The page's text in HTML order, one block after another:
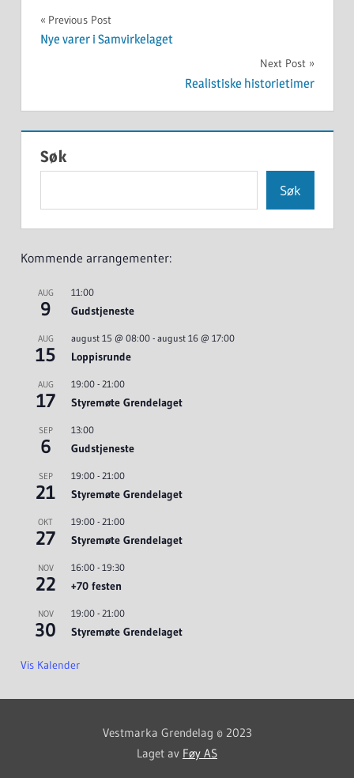
UKATEGORISERT
Innleggsnavigasjon
Previous Post
Nye varer i Samvirkelaget
Next Post
Realistiske historietimer
Søk
Søk
Kommende arrangementer:
AUG
9
11:00
Gudstjeneste
AUG
15
august 15 @ 08:00- august 16 @ 17:00
Loppisrunde
AUG
17
19:00- 21:00
Styremøte Grendelaget
SEP
6
13:00
Gudstjeneste
SEP
21
19:00- 21:00
Styremøte Grendelaget
OKT
27
19:00- 21:00
Styremøte Grendelaget
NOV
22
16:00- 19:30
+70 festen
NOV
30
19:00- 21:00
Styremøte Grendelaget
Vis Kalender
Vestmarka Grendelag © 2023
Laget av Føy AS